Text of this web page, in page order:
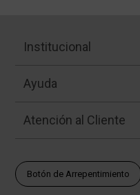
Institucional
Ayuda
Atención al Cliente
Botón de Arrepentimiento